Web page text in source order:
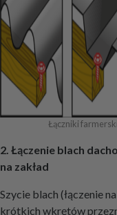
Łączniki
2. Łączenie blach
na zakład
Szycie blach (łączenie
krótkich wkrętów